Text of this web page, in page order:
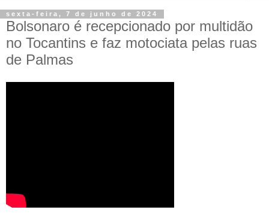
sexta-feira, 7 de junho de 2024
Bolsonaro é recepcionado por multidão
no Tocantins e faz motociata pelas ruas
de Palmas